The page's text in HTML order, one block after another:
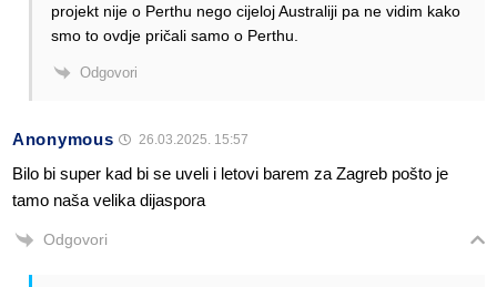
projekt nije o Perthu nego cijeloj Australiji pa ne vidim kako
smo to ovdje pričali samo o Perthu.
Odgovori
Anonymous 26.03.2025. 15:57
Bilo bi super kad bi se uveli i letovi barem za Zagreb pošto je
tamo naša velika dijaspora
Odgovori